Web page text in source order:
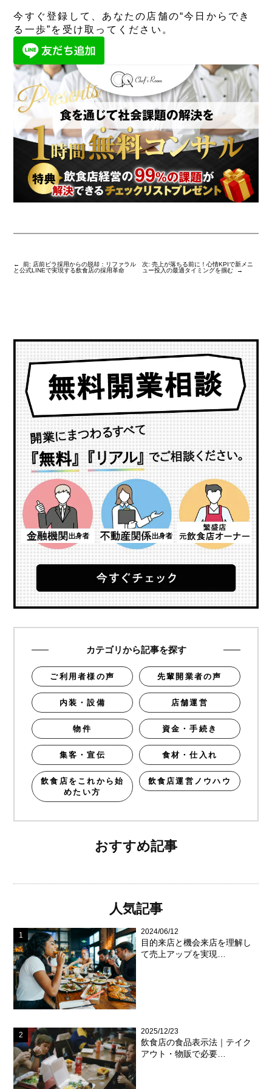
今すぐ登録して、あなたの店舗の“今日からでき
る一歩”を受け取ってください。
← 前: 店前ビラ採用からの脱却：リファラル
と公式LINEで実現する飲食店の採用革命
次: 売上が落ちる前に！心情KPIで新メニ
ュー投入の最適タイミングを掴む
→
カテゴリから記事を探す
ご利用者様の声 先輩開業者の声
内装・設備 店舗運営
物件 資金・手続き
集客・宣伝 食材・仕入れ
飲食店をこれから始
めたい方
飲食店運営ノウハウ
おすすめ記事
人気記事
2024/06/12
目的来店と機会来店を理解し
て売上アップを実現…
2025/12/23
飲食店の食品表示法｜テイク
アウト・物販で必要…